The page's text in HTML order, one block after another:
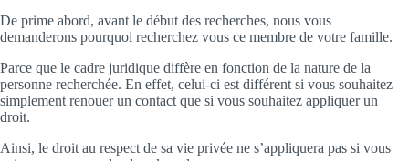
De prime abord, avant le début des recherches, nous vous
demanderons pourquoi recherchez vous ce membre de votre famille.
Parce que le cadre juridique diffère en fonction de la nature de la
personne recherchée. En effet, celui-ci est différent si vous souhaitez
simplement renouer un contact que si vous souhaitez appliquer un
droit.
Ainsi, le droit au respect de sa vie privée ne s’appliquera pas si vous